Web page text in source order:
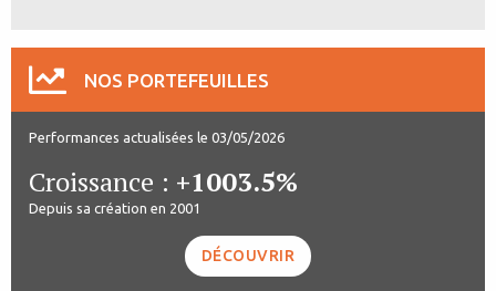
NOS PORTEFEUILLES
Performances actualisées le 03/05/2026
Croissance : +1003.5%
Depuis sa création en 2001
DÉCOUVRIR